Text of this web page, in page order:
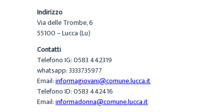
Indirizzo
Via delle Trombe, 6
55100 – Lucca (Lu)
Contatti
Telefono IG: 0583 442319
whatsapp: 3333735977
Email:informagiovani@comune.lucca.it
Telefono ID: 0583 442416
Email:informadonna@comune.lucca.it